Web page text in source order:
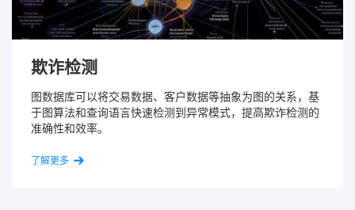
欺诈检测
图数据库可以将交易数据、客户数据等抽象为图的关系，基
于图算法和查询语言快速检测到异常模式，提高欺诈检测的
准确性和效率。
了解更多